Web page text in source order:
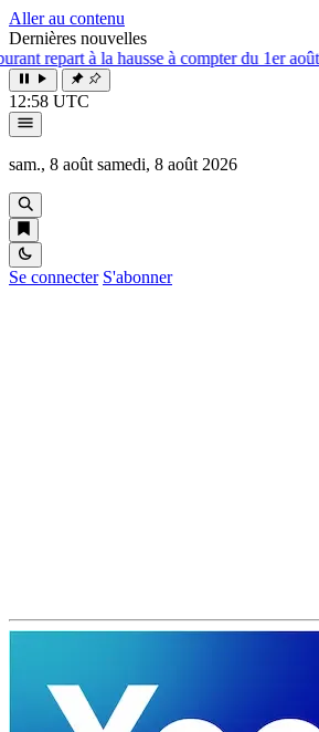
Aller au contenu
Dernières nouvelles
la hausse à compter du 1er août●Côte
12:58 UTC
sam., 8 août samedi, 8 août 2026
Se connecter S'abonner